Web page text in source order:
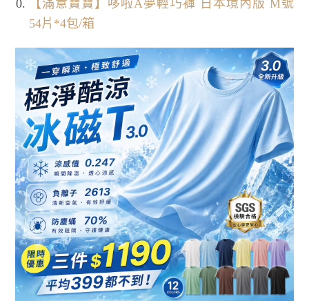
【滿意寶寶】哆啦A夢輕巧褲 日本境內版 M號
54片*4包/箱